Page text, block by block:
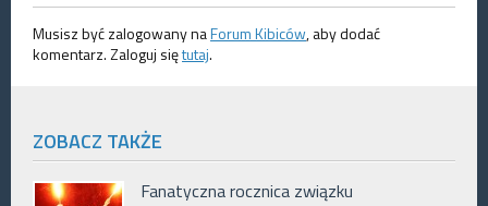
Musisz być zalogowany naForum Kibiców, aby dodać
komentarz. Zaloguj siętutaj.
ZOBACZ TAKŻE
Fanatyczna rocznica związku